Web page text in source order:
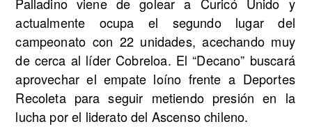
Palladino viene de golear a Curicó Unido y
actualmente ocupa el segundo lugar del
campeonato con 22 unidades, acechando muy
de cerca al líder Cobreloa. El “Decano” buscará
aprovechar el empate loíno frente a Deportes
Recoleta para seguir metiendo presión en la
lucha por el liderato del Ascenso chileno.